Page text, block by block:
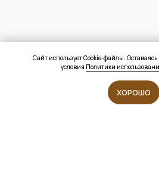
Сайт использует Cookie-файлы.
условия Политики
ХОРОШО